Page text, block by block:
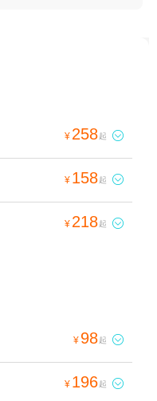
¥ 258起 
¥ 158起 
¥ 218起 
¥ 98起 
¥ 196起 